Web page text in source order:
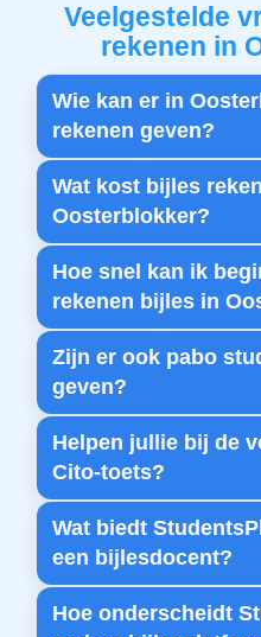
Veelgestelde
rekenen in
Wie kan er in
rekenen geven?
Wat kost bijles
Oosterblokker?
Hoe snel kan ik
rekenen bijles in
Zijn er ook pabo
geven?
Helpen jullie bij de
Cito-toets?
Wat biedt
een bijlesdocent?
Hoe onderscheidt